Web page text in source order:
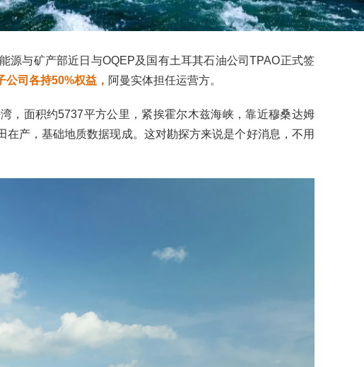
源与矿产部近日与OQEP及国有土耳其石油公司TPAO正式签
公司各持50%权益， 阿曼实体担任运营方。
，面积约5737平方公里，紧挨霍尔木兹海峡，靠近穆桑达姆
产，基础地质数据现成。这对勘探方来说是个好消息，不用